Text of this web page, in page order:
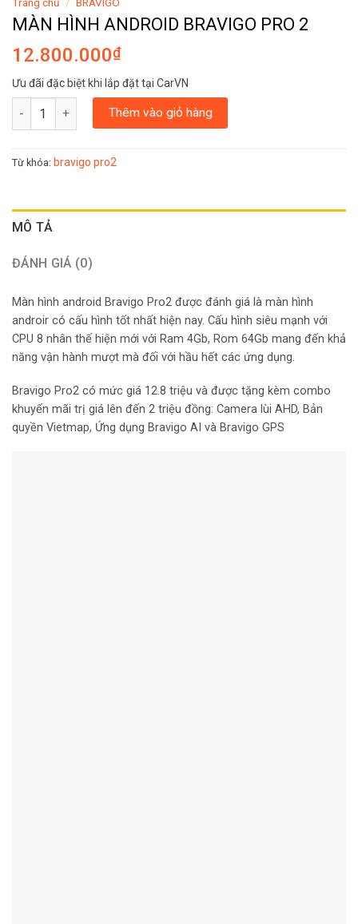
MÀN HÌNH ANDROID BRAVIGO PRO 2
12.800.000₫
Ưu đãi đặc biệt khi lắp đặt tại CarVN
MÀN HÌNH ANDROID BRAVIGO PRO 2 số lượng
Thêm vào giỏ hàng
Từ khóa: bravigo pro2
MÔ TẢ
ĐÁNH GIÁ (0)
Màn hình android Bravigo Pro2 được đánh giá là màn hình
androir có cấu hình tốt nhất hiện nay. Cấu hình siêu mạnh với
CPU 8 nhân thế hiện mới với Ram 4Gb, Rom 64Gb mang đến khả
năng vận hành mượt mà đối với hầu hết các ứng dụng.
Bravigo Pro2 có mức giá 12.8 triệu và được tặng kèm combo
khuyến mãi trị giá lên đến 2 triệu đồng: Camera lùi AHD, Bản
quyền Vietmap, Ứng dụng Bravigo AI và Bravigo GPS